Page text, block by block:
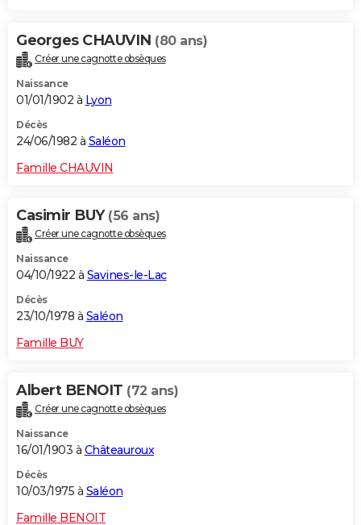
Georges CHAUVIN (80 ans)
Créer une cagnotte obsèques
Naissance
01/01/1902 à Lyon
Décès
24/06/1982 à Saléon
Famille CHAUVIN
Casimir BUY (56 ans)
Créer une cagnotte obsèques
Naissance
04/10/1922 à Savines-le-Lac
Décès
23/10/1978 à Saléon
Famille BUY
Albert BENOIT (72 ans)
Créer une cagnotte obsèques
Naissance
16/01/1903 à Châteauroux
Décès
10/03/1975 à Saléon
Famille BENOIT